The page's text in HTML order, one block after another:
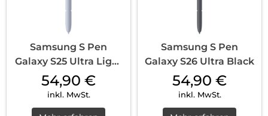
Samsung S Pen
Galaxy S25 Ultra Light
Silver
54,90 €
inkl. MwSt.
Samsung S Pen
Galaxy S26 Ultra Black
54,90 €
inkl. MwSt.